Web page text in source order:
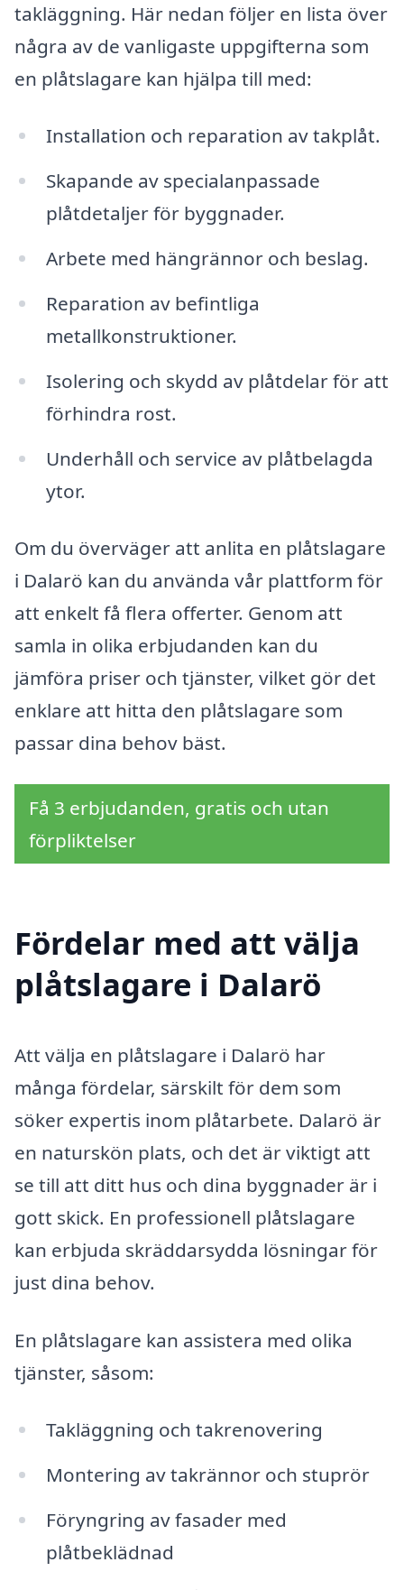
takläggning. Här nedan följer en lista över
några av de vanligaste uppgifterna som
en plåtslagare kan hjälpa till med:
Installation och reparation av takplåt.
Skapande av specialanpassade
plåtdetaljer för byggnader.
Arbete med hängrännor och beslag.
Reparation av befintliga
metallkonstruktioner.
Isolering och skydd av plåtdelar för att
förhindra rost.
Underhåll och service av plåtbelagda
ytor.
Om du överväger att anlita en plåtslagare
i Dalarö kan du använda vår plattform för
att enkelt få flera offerter. Genom att
samla in olika erbjudanden kan du
jämföra priser och tjänster, vilket gör det
enklare att hitta den plåtslagare som
passar dina behov bäst.
Få 3 erbjudanden, gratis och utan
förpliktelser
Fördelar med att välja
plåtslagare i Dalarö
Att välja en plåtslagare i Dalarö har
många fördelar, särskilt för dem som
söker expertis inom plåtarbete. Dalarö är
en naturskön plats, och det är viktigt att
se till att ditt hus och dina byggnader är i
gott skick. En professionell plåtslagare
kan erbjuda skräddarsydda lösningar för
just dina behov.
En plåtslagare kan assistera med olika
tjänster, såsom:
Takläggning och takrenovering
Montering av takrännor och stuprör
Föryngring av fasader med
plåtbeklädnad